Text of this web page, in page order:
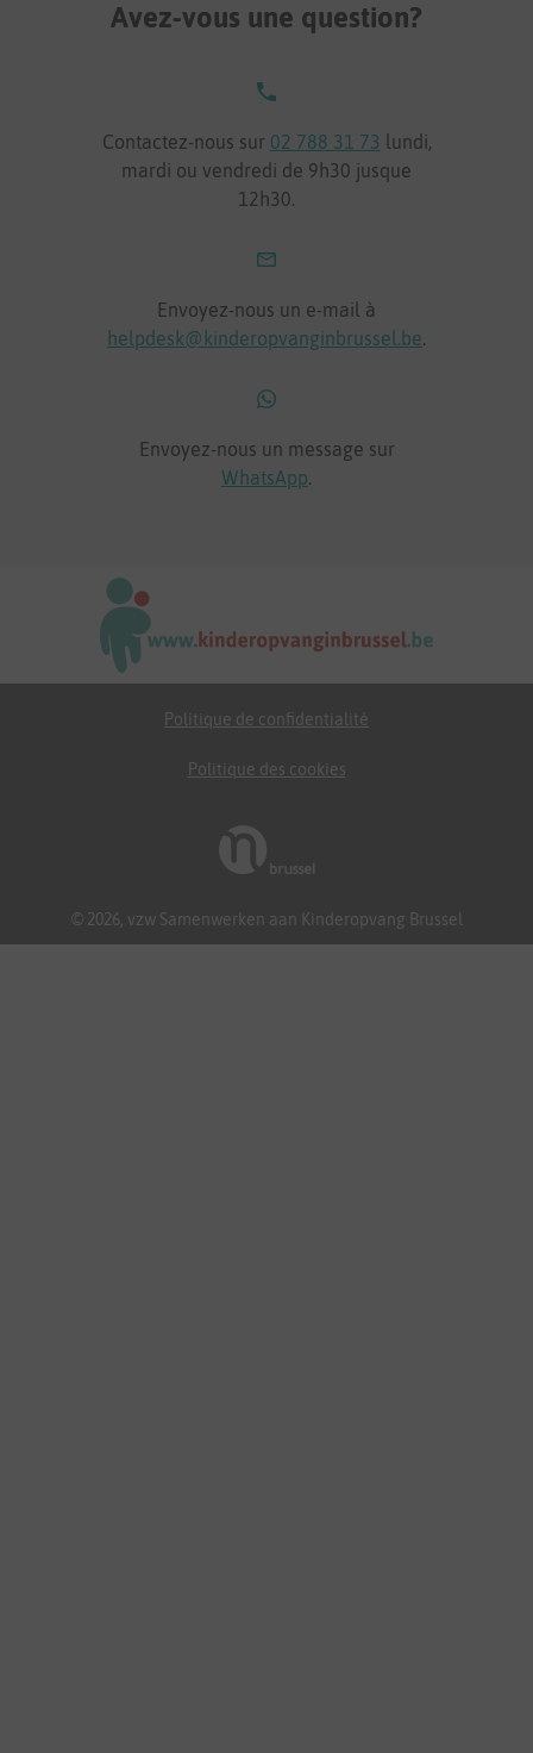
Avez-vous une question?
Contactez-nous sur 02 788 31 73 lundi,
mardi ou vendredi de 9h30 jusque
12h30.
Envoyez-nous un e-mail à
helpdesk@kinderopvanginbrussel.be.
Envoyez-nous un message sur
WhatsApp.
© 2026, vzw Samenwerken aan Kinderopvang Brussel
Politique de confidentialité
Politique des cookies